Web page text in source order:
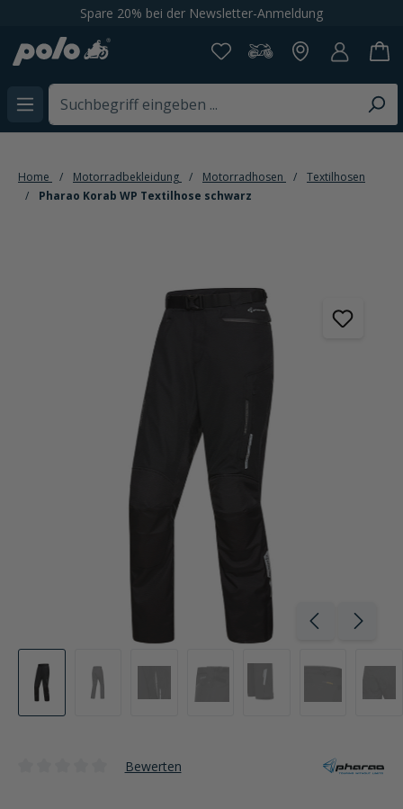
springenSpare 20% bei der Newsletter-Anmeldung
Home Motorradbekleidung Motorradhosen
Textilhosen
Pharao Korab WP Textilhose schwarz
Bewerten